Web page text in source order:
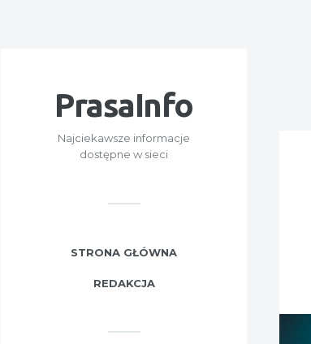
PrasaInfo
Najciekawsze informacje
dostępne w sieci
STRONA GŁÓWNA
REDAKCJA